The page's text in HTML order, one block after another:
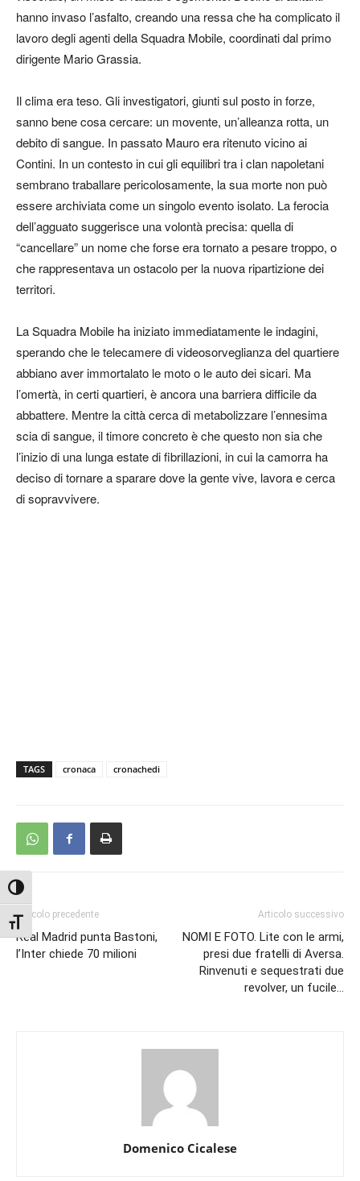
Attiva/disattiva alto contrasto
Attiva/disattiva dimensione testo
hanno invaso l’asfalto, creando una ressa che ha complicato il
lavoro degli agenti della Squadra Mobile, coordinati dal primo
dirigente Mario Grassia.
Il clima era teso. Gli investigatori, giunti sul posto in forze,
sanno bene cosa cercare: un movente, un’alleanza rotta, un
debito di sangue. In passato Mauro era ritenuto vicino ai
Contini. In un contesto in cui gli equilibri tra i clan napoletani
sembrano traballare pericolosamente, la sua morte non può
essere archiviata come un singolo evento isolato. La ferocia
dell’agguato suggerisce una volontà precisa: quella di
“cancellare” un nome che forse era tornato a pesare troppo, o
che rappresentava un ostacolo per la nuova ripartizione dei
territori.
La Squadra Mobile ha iniziato immediatamente le indagini,
sperando che le telecamere di videosorveglianza del quartiere
abbiano aver immortalato le moto o le auto dei sicari. Ma
l’omertà, in certi quartieri, è ancora una barriera difficile da
abbattere. Mentre la città cerca di metabolizzare l’ennesima
scia di sangue, il timore concreto è che questo non sia che
l’inizio di una lunga estate di fibrillazioni, in cui la camorra ha
deciso di tornare a sparare dove la gente vive, lavora e cerca
di sopravvivere.
TAGS cronaca cronachedi
Articolo precedente
Real Madrid punta Bastoni,
l’Inter chiede 70 milioni
Articolo successivo
NOMI E FOTO. Lite con le armi,
presi due fratelli di Aversa.
Rinvenuti e sequestrati due
revolver, un fucile…
Domenico Cicalese